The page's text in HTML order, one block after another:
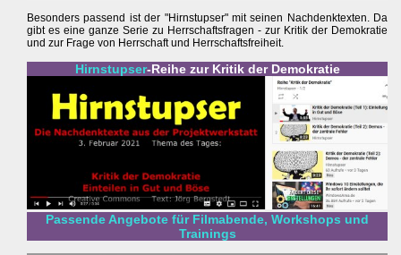
Besonders passend ist der "Hirnstupser" mit seinen Nachdenktexten. Da
gibt es eine ganze Serie zu Herrschaftsfragen - zur Kritik der Demokratie
und zur Frage von Herrschaft und Herrschaftsfreiheit.
Hirnstupser-Reihe zur Kritik der Demokratie
Passende Angebote für Filmabende, Workshops und
Trainings